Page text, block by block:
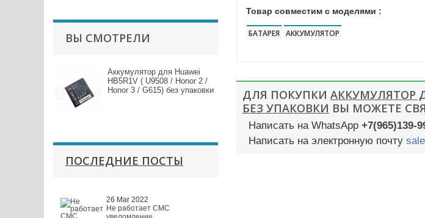
ВЫ СМОТРЕЛИ
Аккумулятор для Huawei
HB5R1V ( U9508 / Honor 2 /
Honor 3 / G615) без упаковки
ПОСЛЕДНИЕ ПОСТЫ
26 Mar 2022
Не работает СМС
Товар совместим с моделями :
БАТАРЕЯ АККУМУЛЯТОР
ДЛЯ ПОКУПКИ АККУМУЛЯТОР
БЕЗ УПАКОВКИ ВЫ МОЖЕТЕ
Написать на WhatsApp +7(965)139-
Написать на электронную почту